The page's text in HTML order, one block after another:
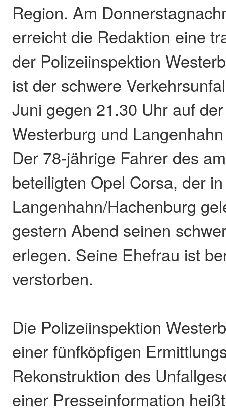
Region. Am
erreicht die Redaktion eine
der Polizeiinspektion
ist der schwere
Juni gegen 21.30 Uhr auf
Westerburg und
Der 78-jährige Fahrer des
beteiligten Opel Corsa, der
Langenhahn/Hachenburg
gestern Abend seinen
erlegen. Seine Ehefrau ist
verstorben.
Die Polizeiinspektion
einer fünfköpfigen
Rekonstruktion des
einer Presseinformation